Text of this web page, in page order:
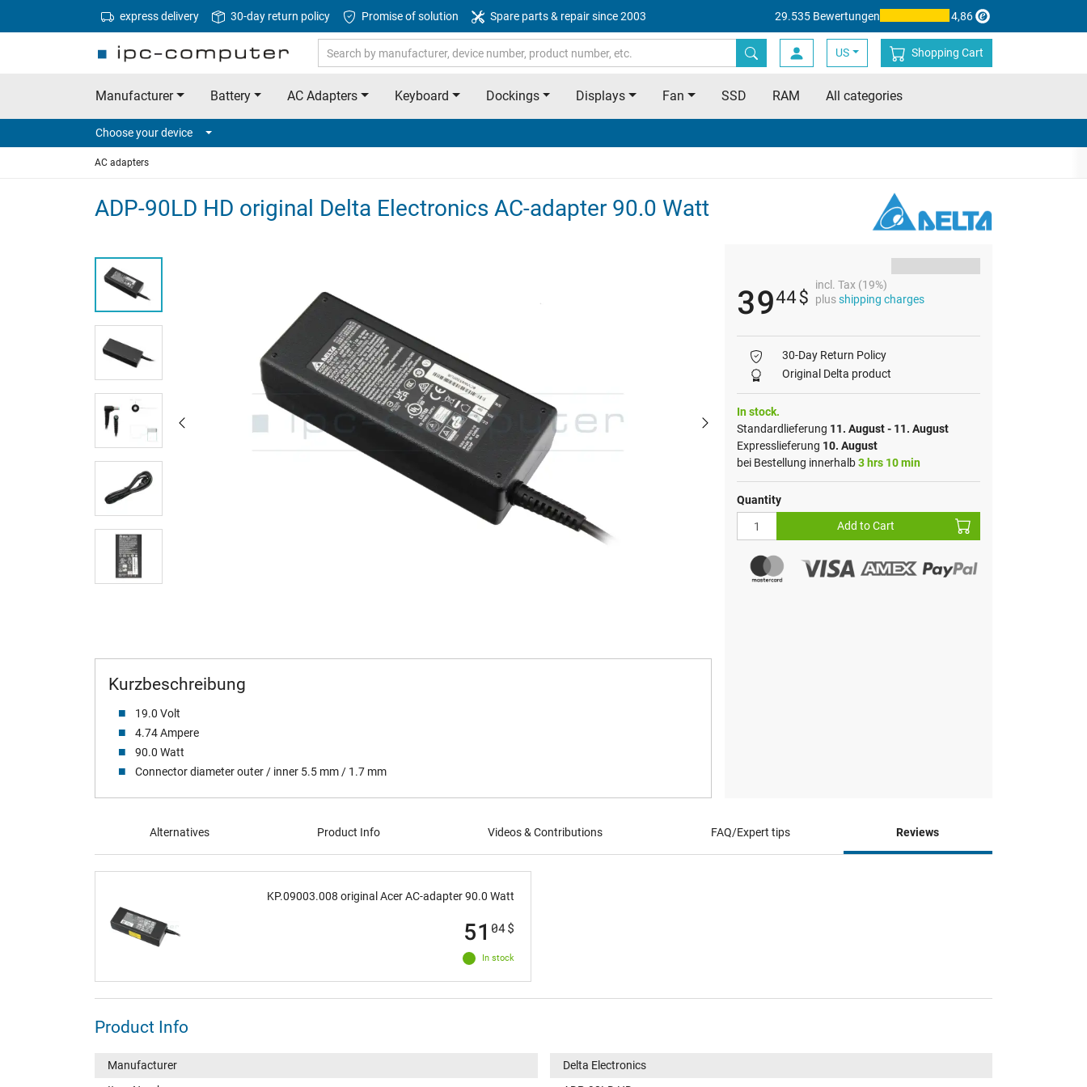
express delivery 30-day return policy Promise of solution Spare parts & repair since 2003 29.535 Bewertungen 4,86
US Shopping Cart
Manufacturer Battery AC Adapters Keyboard Dockings Displays Fan SSD RAM All categories
Choose your device
AC adapters
ADP-90LD HD original Delta Electronics AC-adapter 90.0 Watt
Kurzbeschreibung
19.0 Volt
4.74 Ampere
90.0 Watt
Connector diameter outer / inner 5.5 mm / 1.7 mm
3944$
incl. Tax (19%)
plusshipping charges
30-Day Return Policy
Original Delta product
In stock.
Standardlieferung 11. August - 11. August
Expresslieferung 10. August
bei Bestellung innerhalb3 hrs 10 min
Quantity
Add to Cart
Alternatives Product Info Videos & Contributions FAQ/Expert tips Reviews
KP.09003.008 original Acer AC-adapter 90.0 Watt
In stock
51 04$
Product Info
Manufacturer
Delta Electronics